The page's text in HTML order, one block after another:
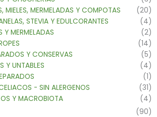
MIELES, MERMELADAS Y COMPOTAS
(20)
STEVIA Y EDULCORANTES
(4)
MERMELADAS
(2)
(14)
Y CONSERVAS
(5)
Y UNTABLES
(4)
(1)
- SIN ALERGENOS
(31)
Y MACROBIOTA
(4)
(90)